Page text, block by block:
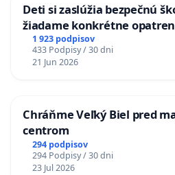
Deti si zaslúžia bezpečnú
žiadame konkrétne
situácie v školstve
1 923 podpisov
433 Podpisy / 30 dni
21 Jun 2026
Chráňme Veľký Biel pred
centrom
294 podpisov
294 Podpisy / 30 dni
23 Jul 2026